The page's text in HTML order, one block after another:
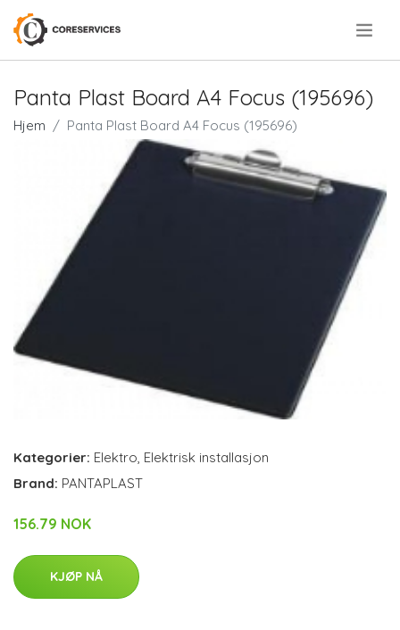
Panta Plast Board A4 Focus (195696)
Hjem Panta Plast Board A4 Focus (195696)
Kategorier: Elektro Elektrisk installasjon
Brand: PANTAPLAST
156.79 NOK
KJØP NÅ